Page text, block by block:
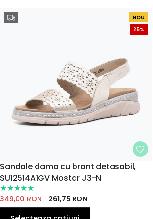
NOU
25%
MARIME
35
EU
36 37 38
41
EU
Sandale dama cu brant detasabil,
SU12514A1GV Mostar J3-N
349,00RON 261,75 RON